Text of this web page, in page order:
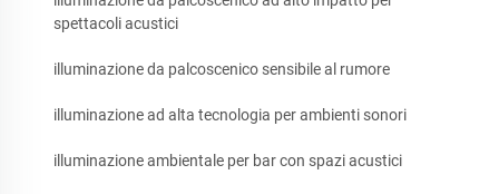
spettacoli acustici
illuminazione da palcoscenico sensibile al rumore
illuminazione ad alta tecnologia per ambienti sonori
illuminazione ambientale per bar con spazi acustici